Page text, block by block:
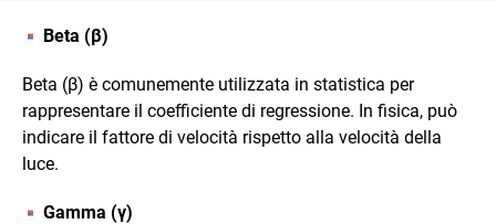
Beta (β)
Beta (β) è comunemente utilizzata in statistica per
rappresentare il coefficiente di regressione. In fisica, può
indicare il fattore di velocità rispetto alla velocità della
luce.
Gamma (γ)